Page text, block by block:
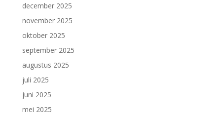
december 2025
november 2025
oktober 2025
september 2025
augustus 2025
juli 2025
juni 2025
mei 2025